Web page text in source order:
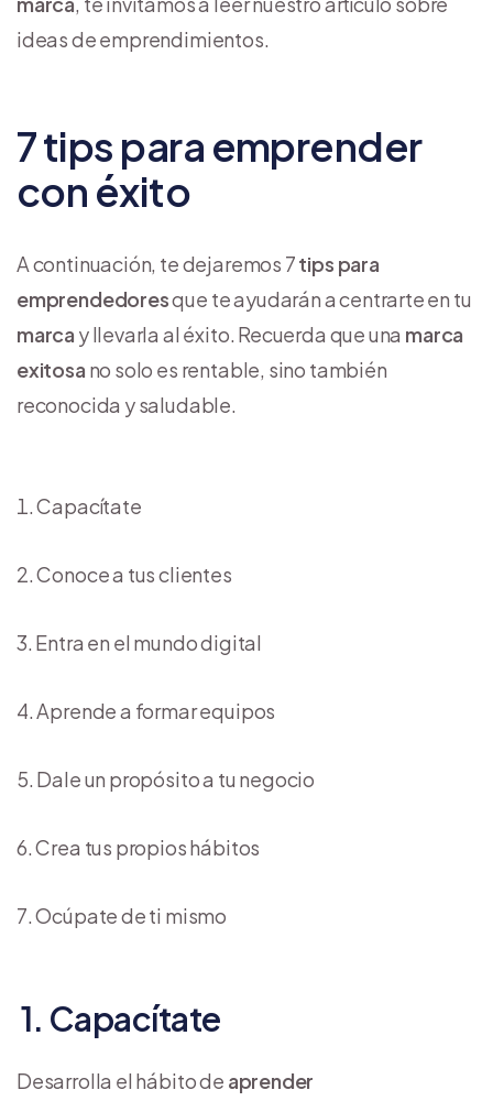
ideas de emprendimientos.
7 tips para emprender
con éxito
A continuación, te dejaremos 7tips para
emprendedoresque te ayudarán a centrarte en tu
marca y llevarla al éxito. Recuerda que una marca
exitosa no solo es rentable, sino también
reconocida y saludable.
Capacítate
Conoce a tus clientes
Entra en el mundo digital
Aprende a formar equipos
Dale un propósito a tu negocio
Crea tus propios hábitos
Ocúpate de ti mismo
1. Capacítate
Desarrolla el hábito de aprender